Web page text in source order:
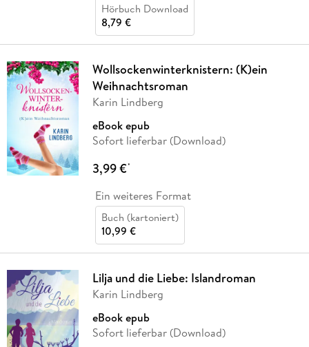
Hörbuch Download
8,79 €
Wollsockenwinterknistern: (K)ein
Weihnachtsroman
Karin Lindberg
eBook epub
Sofort lieferbar (Download)
3,99 €*
Ein weiteres Format
Buch (kartoniert)
10,99 €
Lilja und die Liebe: Islandroman
Karin Lindberg
eBook epub
Sofort lieferbar (Download)